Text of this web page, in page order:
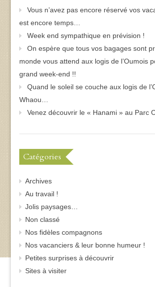
Vous n’avez pas encore réservé vos
est encore temps…
Week end sympathique en prévision !
On espère que tous vos bagages sont
monde vous attend aux logis de l’Oumois
grand week-end !!
Quand le soleil se couche aux logis de
Whaou…
Venez découvrir le « Hanami » au Parc
Catégories
Archives
Au travail !
Jolis paysages…
Non classé
Nos fidèles compagnons
Nos vacanciers & leur bonne humeur !
Petites surprises à découvrir
Sites à visiter